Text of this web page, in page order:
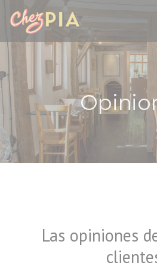
Personalización de sus opciones de
Las opiniones